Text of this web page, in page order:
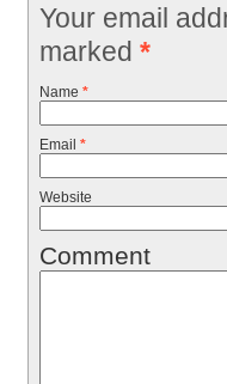
Your email
marked *
Name *
Email *
Website
Comment